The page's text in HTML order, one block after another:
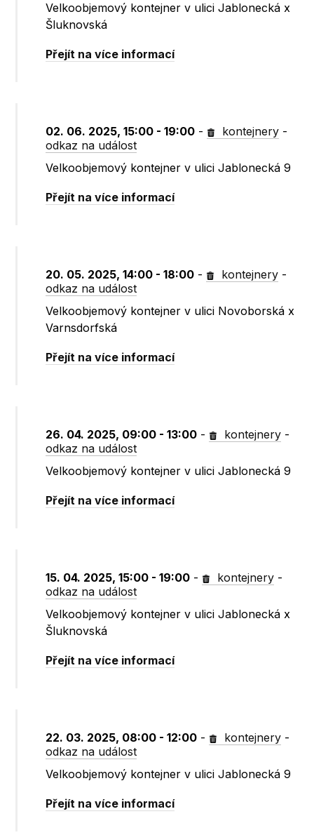
Velkoobjemový kontejner v ulici Jablonecká x
Šluknovská
Přejít na více informací
02. 06. 2025, 15:00 - 19:00 - kontejnery -
odkaz na událost
Velkoobjemový kontejner v ulici Jablonecká 9
Přejít na více informací
20. 05. 2025, 14:00 - 18:00 - kontejnery -
odkaz na událost
Velkoobjemový kontejner v ulici Novoborská x
Varnsdorfská
Přejít na více informací
26. 04. 2025, 09:00 - 13:00 - kontejnery -
odkaz na událost
Velkoobjemový kontejner v ulici Jablonecká 9
Přejít na více informací
15. 04. 2025, 15:00 - 19:00 - kontejnery -
odkaz na událost
Velkoobjemový kontejner v ulici Jablonecká x
Šluknovská
Přejít na více informací
22. 03. 2025, 08:00 - 12:00 - kontejnery -
odkaz na událost
Velkoobjemový kontejner v ulici Jablonecká 9
Přejít na více informací